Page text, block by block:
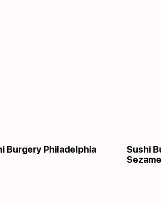
Burgery Philadelphia
Sushi
Sezame